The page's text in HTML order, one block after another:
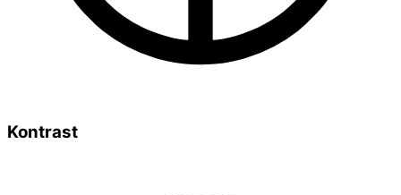
Kontrast